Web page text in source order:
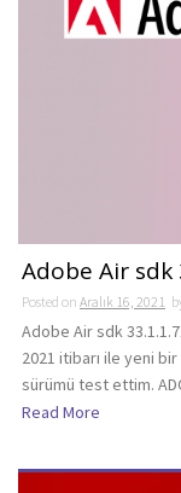
Adobe Air sdk
Posted on Aralık 16, 2021
Adobe Air sdk
2021 itibarı ile yeni
sürümü test ettim.
Read More